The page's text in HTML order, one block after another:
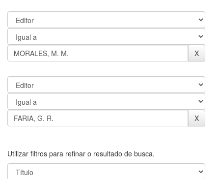
Utilizar filtros para refinar o resultado de busca.